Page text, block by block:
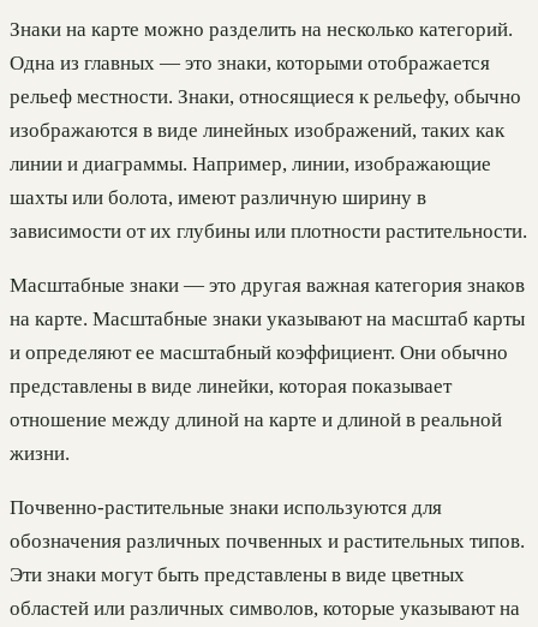
Знаки на карте можно разделить на несколько категорий.
Одна из главных — это знаки, которыми отображается
рельеф местности. Знаки, относящиеся к рельефу, обычно
изображаются в виде линейных изображений, таких как
линии и диаграммы. Например, линии, изображающие
шахты или болота, имеют различную ширину в
зависимости от их глубины или плотности растительности.
Масштабные знаки — это другая важная категория знаков
на карте. Масштабные знаки указывают на масштаб карты
и определяют ее масштабный коэффициент. Они обычно
представлены в виде линейки, которая показывает
отношение между длиной на карте и длиной в реальной
жизни.
Почвенно-растительные знаки используются для
обозначения различных почвенных и растительных типов.
Эти знаки могут быть представлены в виде цветных
областей или различных символов, которые указывают на